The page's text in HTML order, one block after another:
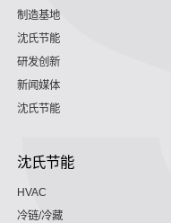
制造基地
沈氏节能
研发创新
新闻媒体
沈氏节能
沈氏节能
HVAC
冷链/冷藏